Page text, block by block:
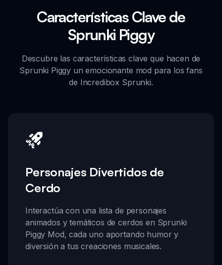
Características Clave de
Sprunki Piggy
Descubre las características clave que hacen de
Sprunki Piggy un emocionante mod para los fans
de Incredibox Sprunki.
Personajes Divertidos de
Cerdo
Interactúa con una lista de personajes
animados y temáticos de cerdos en Sprunki
Piggy Mod, cada uno aportando humor y
diversión a tus creaciones musicales.